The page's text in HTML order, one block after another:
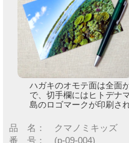
ハガキのオモテ面は全面
で、切手欄にはヒトデナ
島のロゴマークが印刷さ
品 名： クマノミキッズ
番 号： (p-09-004)